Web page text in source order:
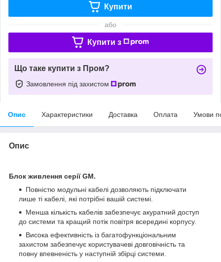
Купити
або
Купити з
Що таке купити з Пром?
Замовлення під захистом
Опис Характеристики Доставка Оплата Умови
Опис
Блок живлення серії GM.
Повністю модульні кабелі дозволяють підключати
лише ті кабелі, які потрібні вашій системі.
Менша кількість кабелів забезпечує акуратний доступ
до системи та кращий потік повітря всередині корпусу.
Висока ефективність із багатофункціональним
захистом забезпечує користувачеві довговічність та
повну впевненість у наступній збірці системи.